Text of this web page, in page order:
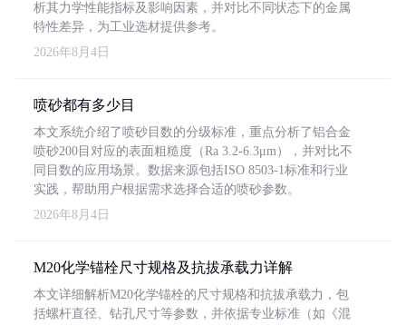
析其力学性能指标及影响因素，并对比不同状态下的金属
特性差异，为工业选材提供参考。
2026年8月4日
喷砂都有多少目
本文系统介绍了喷砂目数的分级标准，重点分析了铝合金
喷砂200目对应的表面粗糙度（Ra 3.2-6.3μm），并对比不
同目数的应用场景。数据来源包括ISO 8503-1标准和行业
实践，帮助用户根据需求选择合适的喷砂参数。
2026年8月4日
M20化学锚栓尺寸规格及抗拔承载力详解
本文详细解析M20化学锚栓的尺寸规格和抗拔承载力，包
括螺杆直径、钻孔尺寸等参数，并依据专业标准（如《混